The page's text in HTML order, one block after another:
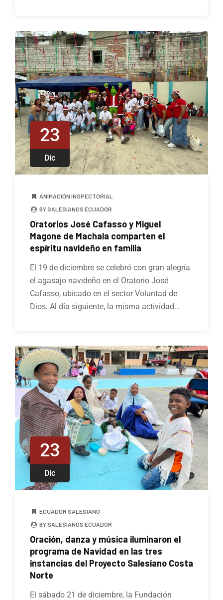
23
Dic
ANIMACIÓN INSPECTORIAL
BY SALESIANOS ECUADOR
Oratorios José Cafasso y Miguel
Magone de Machala comparten el
espíritu navideño en familia
El 19 de diciembre se celebró con gran alegría
el agasajo navideño en el Oratorio José
Cafasso, ubicado en el sector Voluntad de
Dios. Al día siguiente, la misma actividad…
23
Dic
ECUADOR SALESIANO
BY SALESIANOS ECUADOR
Oración, danza y música iluminaron el
programa de Navidad en las tres
instancias del Proyecto Salesiano Costa
Norte
El sábado 21 de diciembre, la Fundación